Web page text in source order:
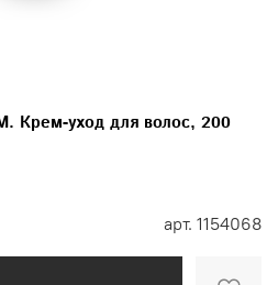
арт. 1154068
Крем-уход для волос, 200